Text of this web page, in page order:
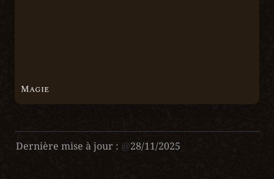
Magie
Dernière mise à jour : @28/11/2025